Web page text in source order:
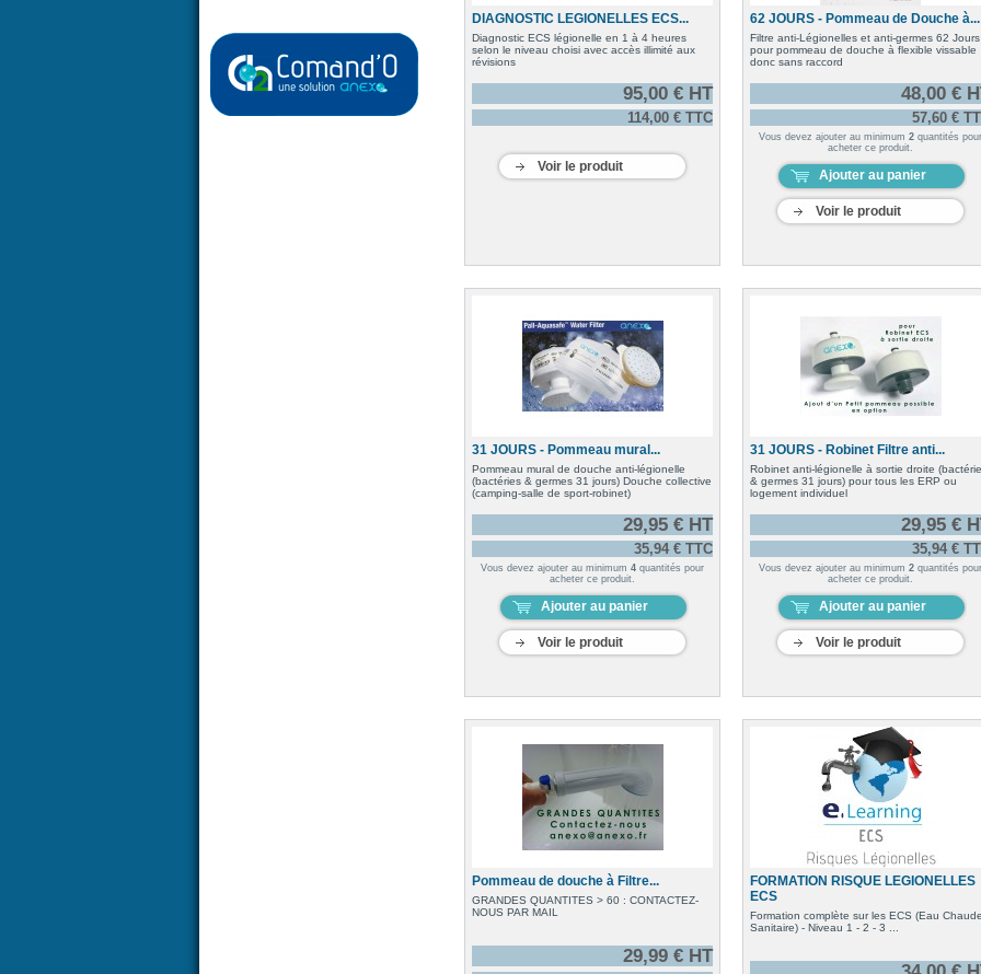
DIAGNOSTIC LEGIONELLES ECS...
Diagnostic ECS légionelle en 1 à 4 heures
selon le niveau choisi avec accès illimité aux
révisions
95,00 € HT
114,00 € TTC
Voir le produit
62 JOURS - Pommeau de Douche à...
Filtre anti-Légionelles et anti-germes 62 Jours
pour pommeau de douche à flexible vissable
donc sans raccord
48,00 €
57,60 €
Vous devez ajouter au minimum 2 quantités pour
acheter ce produit.
Ajouter au panier
Voir le produit
31 JOURS - Pommeau mural...
Pommeau mural de douche anti-légionelle
(bactéries & germes 31 jours) Douche collective
(camping-salle de sport-robinet)
29,95 € HT
35,94 € TTC
Vous devez ajouter au minimum 4 quantités pour
acheter ce produit.
Ajouter au panier
Voir le produit
31 JOURS - Robinet Filtre anti...
Robinet anti-légionelle à sortie droite
& germes 31 jours) pour tous les ERP ou
logement individuel
29,95 €
35,94 €
Vous devez ajouter au minimum 2 quantités pour
acheter ce produit.
Ajouter au panier
Voir le produit
Pommeau de douche à Filtre...
GRANDES QUANTITES > 60 : CONTACTEZ-
NOUS PAR MAIL
29,99 € HT
FORMATION RISQUE LEGIONELLES
ECS
Formation complète sur les ECS (Eau Chaude
Sanitaire) - Niveau 1 - 2 - 3 ...